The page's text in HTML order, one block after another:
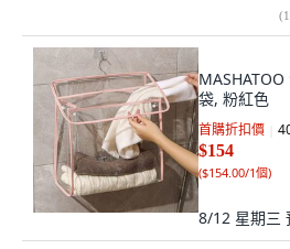
(
袋, 粉紅色
首購折扣價
$154
($154.00/1個)
8/12 星期三